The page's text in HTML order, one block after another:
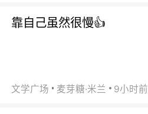
靠自己虽然很慢👍
文学广场 麦芽糖·米兰 9小时前